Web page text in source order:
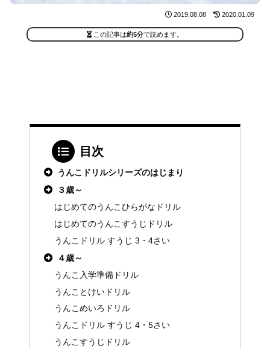
2019.08.08 2020.01.09
この記事は約5分で読めます。
目次
うんこドリルシリーズのはじまり
３歳～
はじめてのうんこひらがなドリル
はじめてのうんこすうじドリル
うんこドリル すうじ 3・4さい
４歳～
うんこ入学準備ドリル
うんことけいドリル
うんこめいろドリル
うんこドリル すうじ 4・5さい
うんこすうじドリル